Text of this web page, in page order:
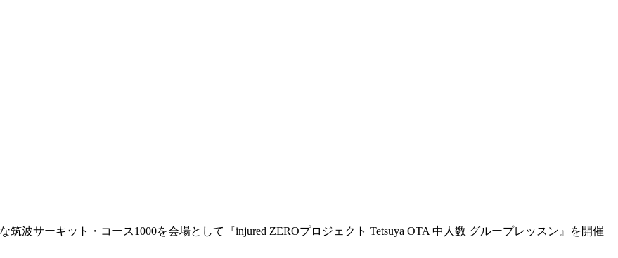
波サーキット・コース1000を会場として『injured ZEROプロジェクト Tetsuya OTA 中人数 グループレッスン』を開催